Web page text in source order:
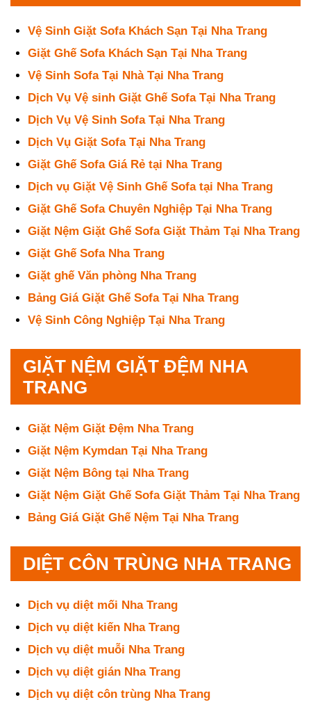
Vệ Sinh Giặt Sofa Khách Sạn Tại Nha Trang
Giặt Ghế Sofa Khách Sạn Tại Nha Trang
Vệ Sinh Sofa Tại Nhà Tại Nha Trang
Dịch Vụ Vệ sinh Giặt Ghế Sofa Tại Nha Trang
Dịch Vụ Vệ Sinh Sofa Tại Nha Trang
Dịch Vụ Giặt Sofa Tại Nha Trang
Giặt Ghế Sofa Giá Rẻ tại Nha Trang
Dịch vụ Giặt Vệ Sinh Ghế Sofa tại Nha Trang
Giặt Ghế Sofa Chuyên Nghiệp Tại Nha Trang
Giặt Nệm Giặt Ghế Sofa Giặt Thảm Tại Nha Trang
Giặt Ghế Sofa Nha Trang
Giặt ghế Văn phòng Nha Trang
Bảng Giá Giặt Ghế Sofa Tại Nha Trang
Vệ Sinh Công Nghiệp Tại Nha Trang
GIẶT NỆM GIẶT ĐỆM NHA
TRANG
Giặt Nệm Giặt Đệm Nha Trang
Giặt Nệm Kymdan Tại Nha Trang
Giặt Nệm Bông tại Nha Trang
Giặt Nệm Giặt Ghế Sofa Giặt Thảm Tại Nha Trang
Bảng Giá Giặt Ghế Nệm Tại Nha Trang
DIỆT CÔN TRÙNG NHA TRANG
Dịch vụ diệt mối Nha Trang
Dịch vụ diệt kiến Nha Trang
Dịch vụ diệt muỗi Nha Trang
Dịch vụ diệt gián Nha Trang
Dịch vụ diệt côn trùng Nha Trang